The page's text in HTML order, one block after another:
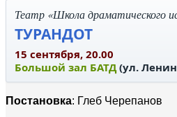
Театр «Школа драматического
ТУРАНДОТ
15 сентября, 20.00
Большой зал БАТД(ул.
Постановка: Глеб Черепанов